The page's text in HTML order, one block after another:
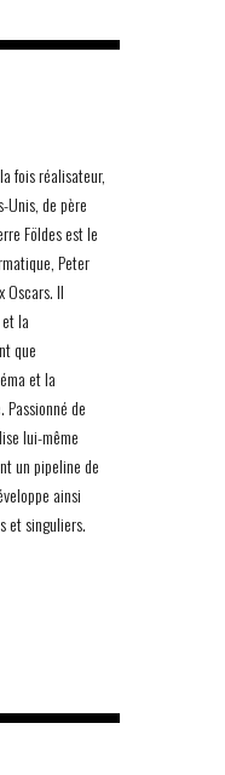
fois réalisateur,
Unis, de père
Földes est le
Peter
Oscars. Il
la
que
et la
de
lui-même
un pipeline de
ainsi
et singuliers.